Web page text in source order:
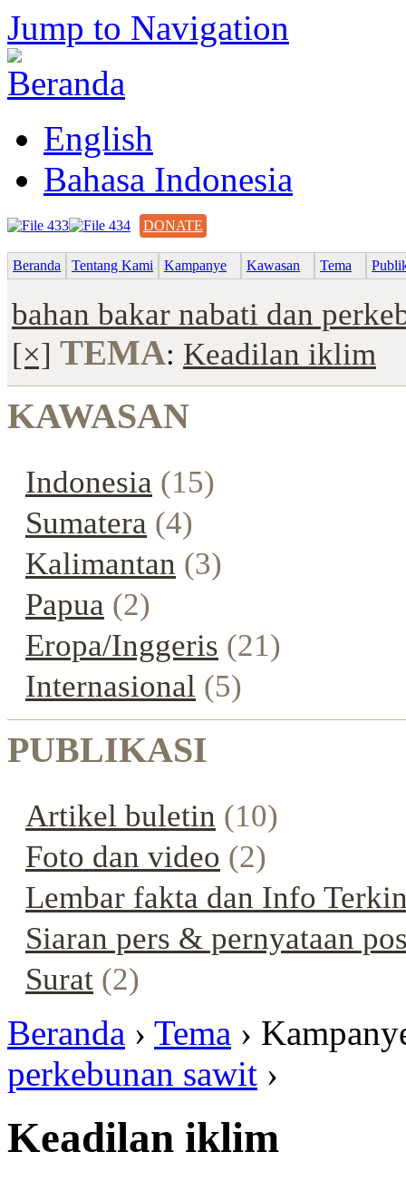
Jump to Navigation
English
Bahasa Indonesia
DONATE
Beranda Tentang Kami Kampanye Kawasan Tema
bahan bakar nabati dan
[×] TEMA: Keadilan iklim
KAWASAN
Indonesia (15)
Sumatera (4)
Kalimantan (3)
Papua (2)
Eropa/Inggeris (21)
Internasional (5)
PUBLIKASI
Artikel buletin (10)
Foto dan video (2)
Lembar fakta dan Info
Siaran pers & pernyataan
Surat (2)
Beranda › Tema ›
perkebunan sawit ›
Keadilan iklim